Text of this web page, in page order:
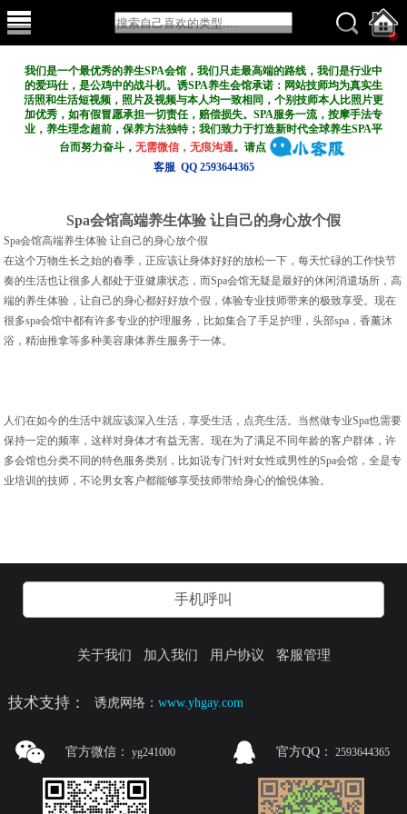
我们是一个最优秀的养生SPA会馆，我们只走最高端的路线，我们是行业中
的爱玛仕，是公鸡中的战斗机。诱SPA养生会馆承诺：网站技师均为真实生
活照和生活短视频，照片及视频与本人均一致相同，个别技师本人比照片更
加优秀，如有假冒愿承担一切责任，赔偿损失。SPA服务一流，按摩手法专
业，养生理念超前，保养方法独特；我们致力于打造新时代全球养生SPA平
台而努力奋斗，无需微信，无痕沟通。请点
客服 QQ 2593644365
Spa会馆高端养生体验 让自己的身心放个假
Spa会馆高端养生体验 让自己的身心放个假
在这个万物生长之始的春季，正应该让身体好好的放松一下，每天忙碌的工作快节
奏的生活也让很多人都处于亚健康状态，而Spa会馆无疑是最好的休闲消遣场所，高
端的养生体验，让自己的身心都好好放个假，体验专业技师带来的极致享受。现在
很多spa会馆中都有许多专业的护理服务，比如集合了手足护理，头部spa，香薰沐
浴，精油推拿等多种美容康体养生服务于一体。
人们在如今的生活中就应该深入生活，享受生活，点亮生活。当然做专业Spa也需要
保持一定的频率，这样对身体才有益无害。现在为了满足不同年龄的客户群体，许
多会馆也分类不同的特色服务类别，比如说专门针对女性或男性的Spa会馆，全是专
业培训的技师，不论男女客户都能够享受技师带给身心的愉悦体验。
手机呼叫
关于我们 加入我们 用户协议 客服管理
技术支持： 诱虎网络：www.yhgay.com
官方微信： yg241000 官方QQ： 2593644365